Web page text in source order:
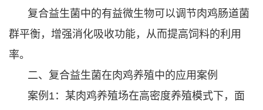
复合益生菌中的有益微生物可以调节肉鸡肠道菌
群平衡，增强消化吸收功能，从而提高饲料的利用
率。
二、复合益生菌在肉鸡养殖中的应用案例
案例1：某肉鸡养殖场在高密度养殖模式下，面